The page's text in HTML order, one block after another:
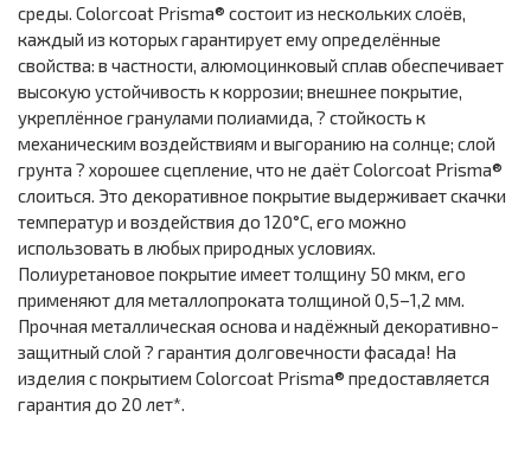
среды. Colorcoat Prisma® состоит из нескольких слоёв,
каждый из которых гарантирует ему определённые
свойства: в частности, алюмоцинковый сплав обеспечивает
высокую устойчивость к коррозии; внешнее покрытие,
укреплённое гранулами полиамида, ? стойкость к
механическим воздействиям и выгоранию на солнце; слой
грунта ? хорошее сцепление, что не даёт Colorcoat Prisma®
слоиться. Это декоративное покрытие выдерживает скачки
температур и воздействия до 120°С, его можно
использовать в любых природных условиях.
Полиуретановое покрытие имеет толщину 50 мкм, его
применяют для металлопроката толщиной 0,5–1,2 мм.
Прочная металлическая основа и надёжный декоративно-
защитный слой ? гарантия долговечности фасада! На
изделия с покрытием Colorcoat Prisma® предоставляется
гарантия до 20 лет*.